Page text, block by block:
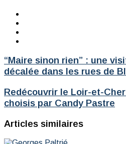
“Maire
sinon
rien”
une
visite
décalée
les
“Maire sinon rien” : une
décalée dans les rues de
Redécouvrir
le
Loir-
Cher
Redécouvrir le Loir-et-
choisis par Candy Pastre
Articles similaires